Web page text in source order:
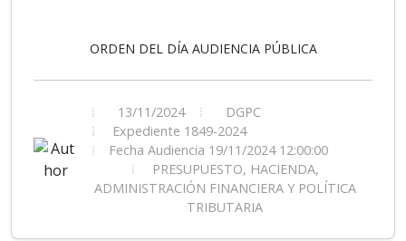
ORDEN DEL DÍA AUDIENCIA PÚBLICA
13/11/2024
DGPC
Expediente 1849-2024
Fecha Audiencia 19/11/2024 12:00:00
PRESUPUESTO, HACIENDA,
ADMINISTRACIÓN FINANCIERA Y POLÍTICA
TRIBUTARIA